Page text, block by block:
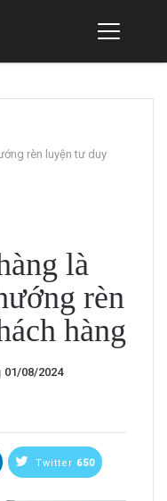
rèn luyện tư duy
là
rèn
hàng
01/08/2024
Twitter 650